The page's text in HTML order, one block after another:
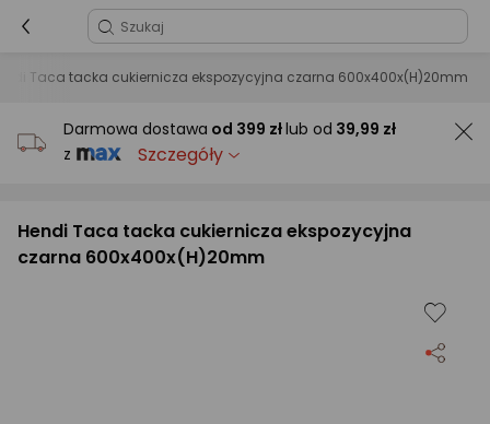
Taca tacka cukiernicza ekspozycyjna czarna 600x400x(H)20mm
Darmowa dostawa od 399 złlub od 39,99 zł
z
Szczegóły
Hendi Taca tacka cukiernicza ekspozycyjna
czarna 600x400x(H)20mm